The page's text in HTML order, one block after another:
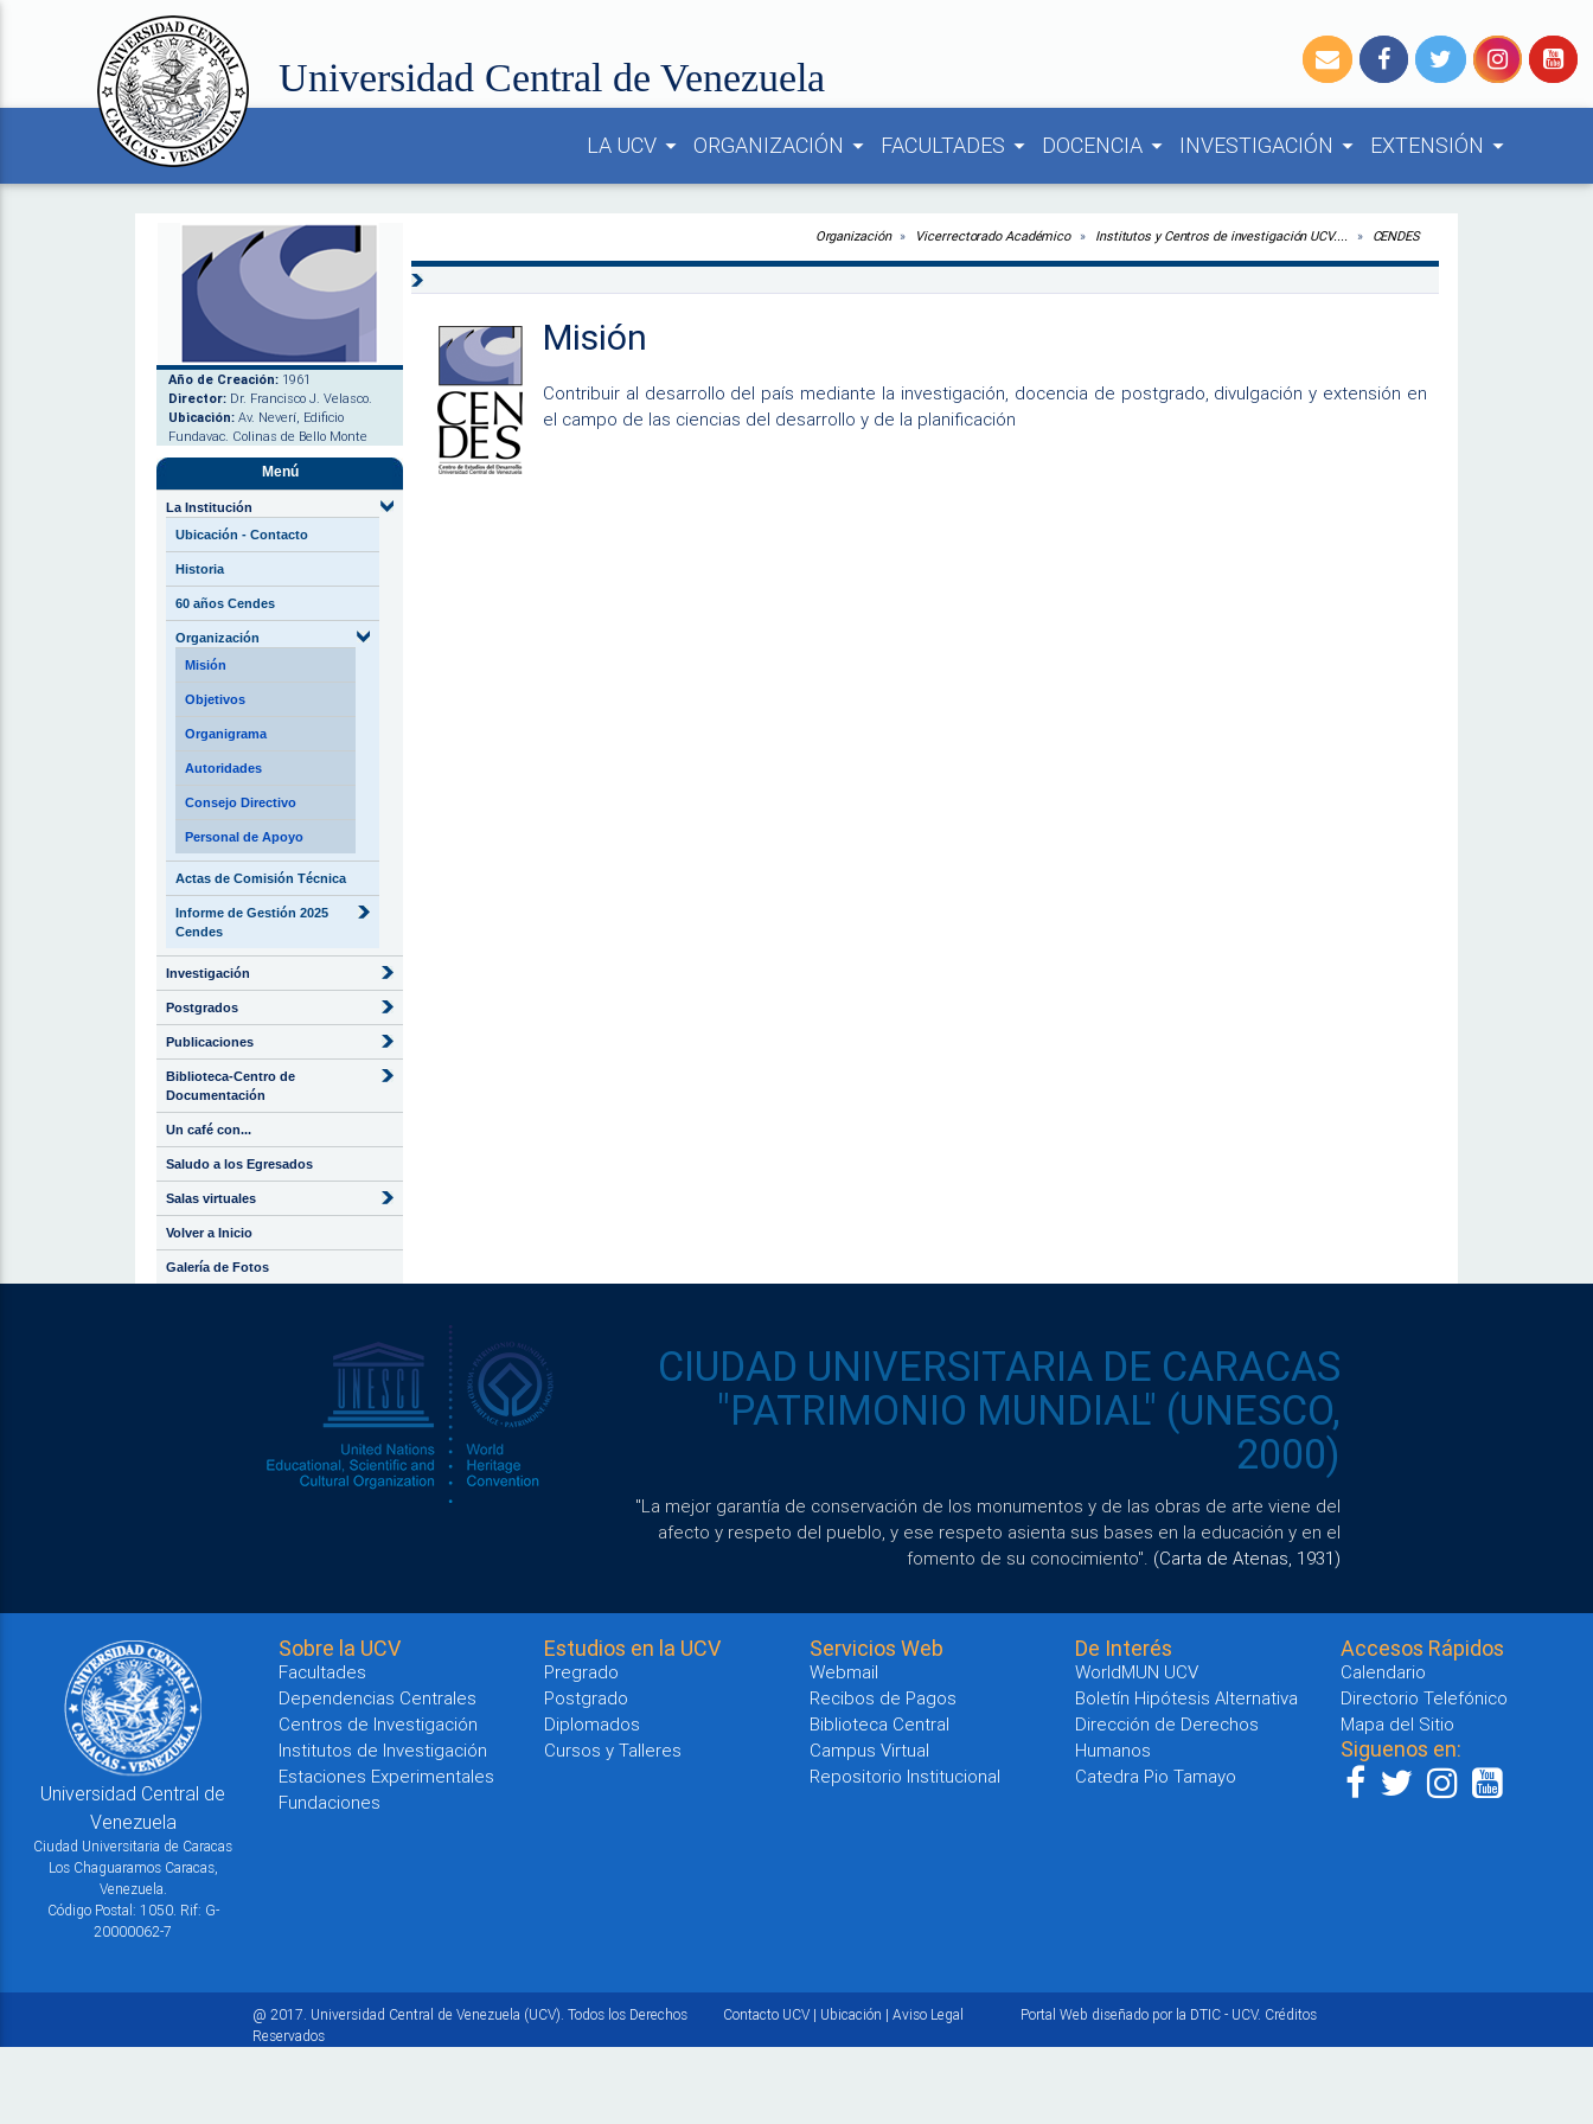
Universidad Central de Venezuela
LA UCV arrow_drop_down ORGANIZACIÓN arrow_drop_down FACULTADES arrow_drop_down DOCENCIA arrow_drop_down INVESTIGACIÓN arrow_drop_down EXTENSIÓN arrow_drop_down
Año de Creación: 1961
Director: Dr. Francisco J. Velasco.
Ubicación: Av. Neverí, Edificio
Fundavac. Colinas de Bello Monte
Menú
La Institución
Ubicación - Contacto
Historia
60 años Cendes
Organización
Misión
Objetivos
Organigrama
Autoridades
Consejo Directivo
Personal de Apoyo
Actas de Comisión Técnica
Informe de Gestión 2025
Cendes
Investigación
Postgrados
Publicaciones
Biblioteca-Centro de
Documentación
Un café con...
Saludo a los Egresados
Salas virtuales
Volver a Inicio
Galería de Fotos
Organización Vicerrectorado Académico Institutos y Centros de investigación UCV.... CENDES
Misión
Contribuir al desarrollo del país mediante la investigación, docencia de postgrado, divulgación y extensión en
el campo de las ciencias del desarrollo y de la planificación
CIUDAD UNIVERSITARIA DE CARACAS
"PATRIMONIO MUNDIAL" (UNESCO,
2000)
"La mejor garantía de conservación de los monumentos y de las obras de arte viene del
afecto y respeto del pueblo, y ese respeto asienta sus bases en la educación y en el
fomento de su conocimiento". (Carta de Atenas, 1931)
Universidad Central de
Venezuela
Ciudad Universitaria de Caracas
Los Chaguaramos Caracas,
Venezuela.
Código Postal: 1050. Rif: G-
20000062-7
Sobre la UCV
Facultades
Dependencias Centrales
Centros de Investigación
Institutos de Investigación
Estaciones Experimentales
Fundaciones
Estudios en la UCV
Pregrado
Postgrado
Diplomados
Cursos y Talleres
Servicios Web
Webmail
Recibos de Pagos
Biblioteca Central
Campus Virtual
Repositorio Institucional
De Interés
WorldMUN UCV
Boletín Hipótesis Alternativa
Dirección de Derechos
Humanos
Catedra Pio Tamayo
Accesos Rápidos
Calendario
Directorio Telefónico
Mapa del Sitio
Siguenos en:
@ 2017. Universidad Central de Venezuela (UCV). Todos los Derechos
Reservados
Contacto UCV| Ubicación | Aviso Legal Portal Web diseñado por la DTIC - UCV. Créditos